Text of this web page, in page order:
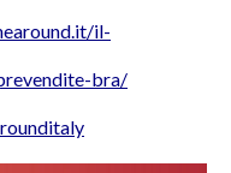
il-
bra/